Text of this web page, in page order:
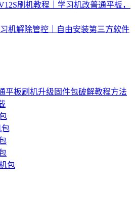
刷机教程｜学习机改普通平板，
习机解除管控｜自由安装第三方软件
平板刷机升级固件包破解教程方法
包
包